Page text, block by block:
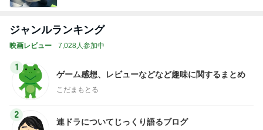
ジャンルランキング
映画レビュー 7,028人参加中
1
ゲーム感想、レビューなどなど趣味に関するまとめ
こだまもとる
2
連ドラについてじっくり語るブログ